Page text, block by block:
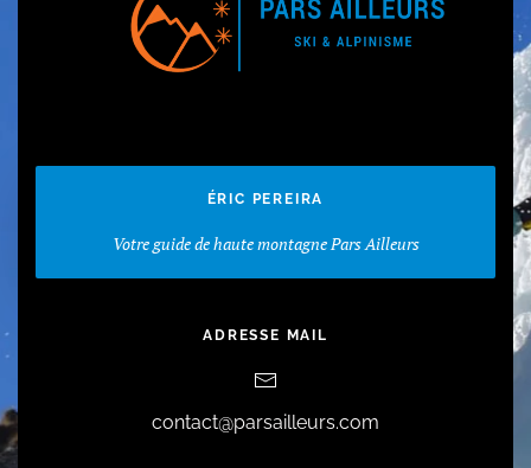
ÉRIC PEREIRA
Votre guide de haute montagne Pars Ailleurs
ADRESSE MAIL
contact@parsailleurs.com